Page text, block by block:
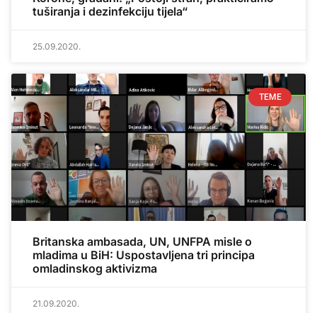
tuširanja i dezinfekciju tijela“
25.09.2020.
TEME
Britanska ambasada, UN, UNFPA misle o
mladima u BiH: Uspostavljena tri principa
omladinskog aktivizma
21.09.2020.